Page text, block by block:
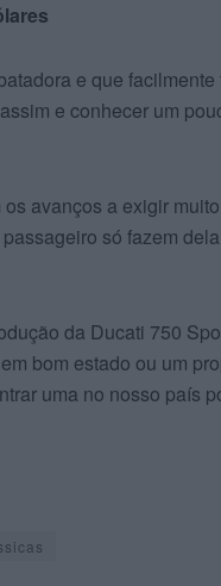
e que
e conhecer um
avanços a exigir
só fazem
da Ducati 750
bom estado ou um
uma no nosso país